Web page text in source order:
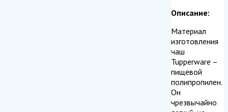
Описание:
Материал
изготовления
чаш
Tupperware –
пищевой
полипропилен.
Он
чрезвычайно